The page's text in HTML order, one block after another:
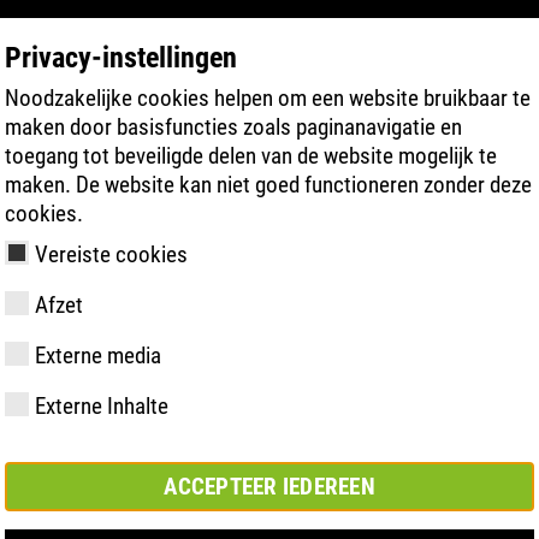
Privacy-instellingen
Noodzakelijke cookies helpen om een website bruikbaar te
maken door basisfuncties zoals paginanavigatie en
toegang tot beveiligde delen van de website mogelijk te
maken. De website kan niet goed functioneren zonder deze
cookies.
Vereiste cookies
Afzet
Externe media
Externe Inhalte
ACCEPTEER IEDEREEN
PRODUCT ZOEKEN TECHNOLOGIEËN
&